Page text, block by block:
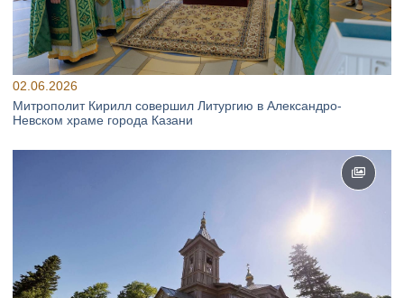
02.06.2026
Митрополит Кирилл совершил Литургию в Александро-
Невском храме города Казани